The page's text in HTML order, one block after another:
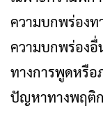
ความบกพร่อง
ความบกพร่องอื่
ทางการพูดหรือ
ปัญหาทางพฤติ